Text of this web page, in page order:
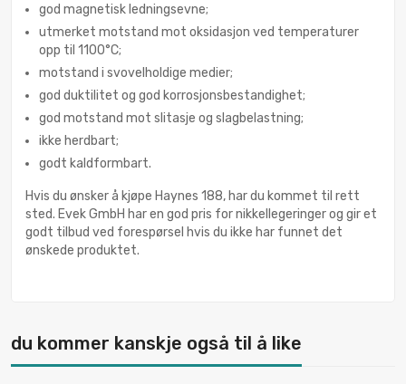
god magnetisk ledningsevne;
utmerket motstand mot oksidasjon ved temperaturer
opp til 1100°C;
motstand i svovelholdige medier;
god duktilitet og god korrosjonsbestandighet;
god motstand mot slitasje og slagbelastning;
ikke herdbart;
godt kaldformbart.
Hvis du ønsker å kjøpe Haynes 188, har du kommet til rett
sted. Evek GmbH har en god pris for nikkellegeringer og gir et
godt tilbud ved forespørsel hvis du ikke har funnet det
ønskede produktet.
du kommer kanskje også til å like